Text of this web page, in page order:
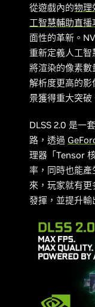
從遊戲內的物理
工智慧輔助直播
面性的革新。
重新定義人工
將渲染的像素數
解析度更高的影
景獲得重大突破
DLSS 2.0 是一
路，透過
理器「Tensor
率，同時也能
來，玩家就有
發揮，並提升輸